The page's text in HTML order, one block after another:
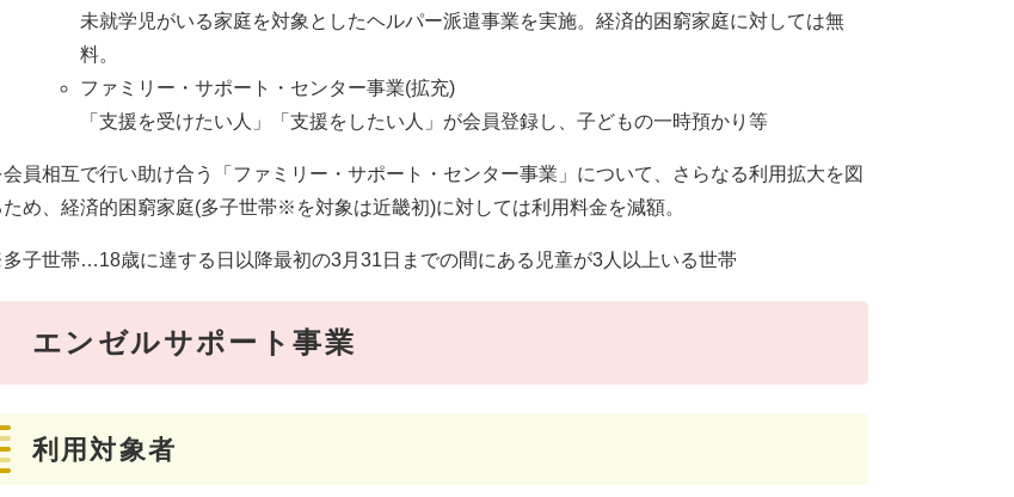
未就学児がいる家庭を対象としたヘルパー派遣事業を実施。経済的困窮家庭に対しては無
料。
ファミリー・サポート・センター事業(拡充)
「支援を受けたい人」「支援をしたい人」が会員登録し、子どもの一時預かり等
会員相互で行い助け合う「ファミリー・サポート・センター事業」について、さらなる利用拡大を図
ため、経済的困窮家庭(多子世帯※を対象は近畿初)に対しては利用料金を減額。
子世帯…18歳に達する日以降最初の3月31日までの間にある児童が3人以上いる世帯
エンゼルサポート事業
利用対象者